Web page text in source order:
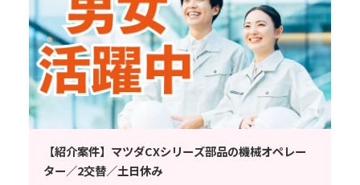
【紹介案件】マツダCXシリーズ部品の機械オペレー
ター／2交替／土日休み